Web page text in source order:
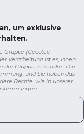
um exklusive
Gruppe (Cecotec
Verarbeitung ist es, Ihnen
Gruppe zu senden. Die
und Sie haben das
Rechte, wie in unserer